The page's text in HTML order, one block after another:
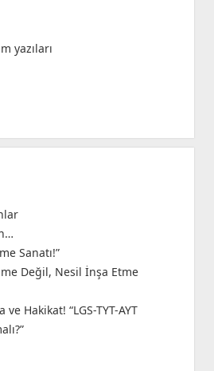
Halkları”
yazıları
Sanatı!”
Değil, Nesil İnşa Etme
Hakikat! “LGS-TYT-AYT